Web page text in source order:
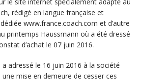
rédigé en langue française et
www.france.coach.com et d’autre
printemps Haussmann où a été dressé
d’achat le 07 juin 2016.
adressé le 16 juin 2016 à la société
mise en demeure de cesser ces